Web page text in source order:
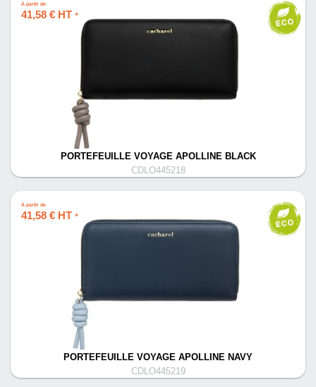
À partir de
41,58 € HT *
PORTEFEUILLE VOYAGE APOLLINE BLACK
CDLO445218
À partir de
41,58 € HT *
PORTEFEUILLE VOYAGE APOLLINE NAVY
CDLO445219